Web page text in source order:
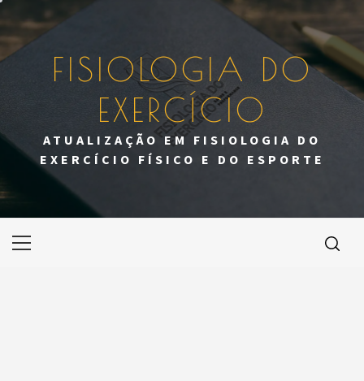
to
content
FISIOLOGIA DO
EXERCÍCIO
ATUALIZAÇÃO EM FISIOLOGIA DO
EXERCÍCIO FÍSICO E DO ESPORTE
Primary